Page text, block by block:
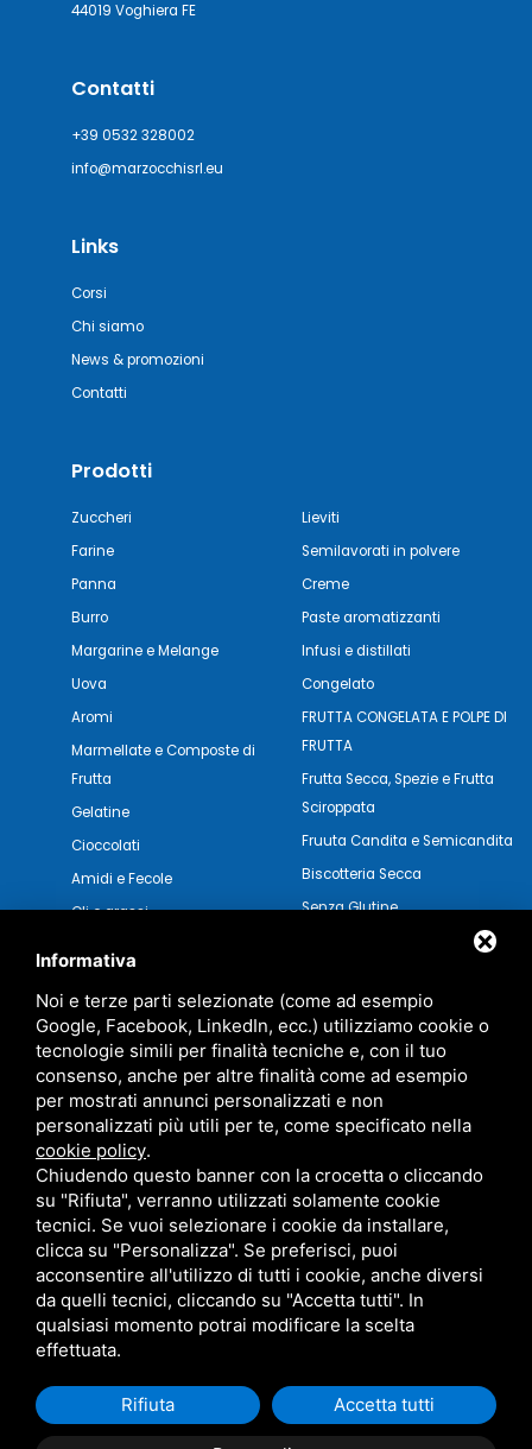
44019 Voghiera FE
Contatti
+39 0532 328002
info@marzocchisrl.eu
Links
Corsi
Chi siamo
News & promozioni
Contatti
Prodotti
Zuccheri
Farine
Panna
Burro
Margarine e Melange
Uova
Aromi
Marmellate e Composte di
Frutta
Gelatine
Cioccolati
Amidi e Fecole
Oli e grassi
Lieviti
Semilavorati in polvere
Creme
Paste aromatizzanti
Infusi e distillati
Congelato
FRUTTA CONGELATA E POLPE DI
FRUTTA
Frutta Secca, Spezie e Frutta
Sciroppata
Fruuta Candita e Semicandita
Biscotteria Secca
Senza Glutine
SITEMAP
QUESTO SITO È PROTETTO DA GOOGLE RECAPTCHA V3,
PRIVACY POLICYETERMS OF SERVICE
Informativa
Noi e terze parti selezionate (come ad esempio
Google, Facebook, LinkedIn, ecc.) utilizziamo cookie o
tecnologie simili per finalità tecniche e, con il tuo
consenso, anche per altre finalità come ad esempio
per mostrati annunci personalizzati e non
personalizzati più utili per te, come specificato nella
cookie policy.
Chiudendo questo banner con la crocetta o cliccando
su "Rifiuta", verranno utilizzati solamente cookie
tecnici. Se vuoi selezionare i cookie da installare,
clicca su "Personalizza". Se preferisci, puoi
acconsentire all'utilizzo di tutti i cookie, anche diversi
da quelli tecnici, cliccando su "Accetta tutti". In
qualsiasi momento potrai modificare la scelta
effettuata.
Rifiuta Accetta tutti